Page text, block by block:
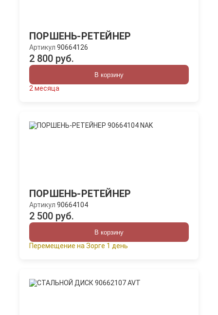
ПОРШЕНЬ-РЕТЕЙНЕР
Артикул 90664126
2 800 руб.
В корзину
2 месяца
ПОРШЕНЬ-РЕТЕЙНЕР
Артикул 90664104
2 500 руб.
В корзину
Перемещение на Зорге 1 день